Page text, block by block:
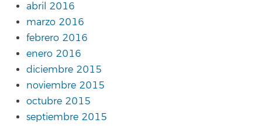
abril 2016
marzo 2016
febrero 2016
enero 2016
diciembre 2015
noviembre 2015
octubre 2015
septiembre 2015